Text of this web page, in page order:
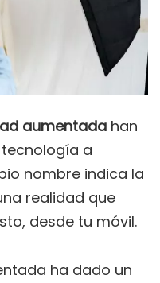
aumentada han
a
nombre indica la
realidad que
desde tu móvil.
ha dado un